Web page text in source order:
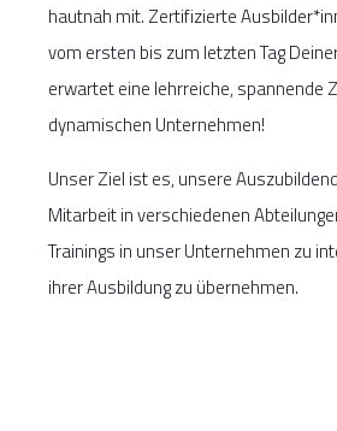
hautnah mit. Zertifizierte
vom ersten bis zum letzten Tag
erwartet eine lehrreiche, spannende
dynamischen Unternehmen!
Unser Ziel ist es, unsere
Mitarbeit in verschiedenen
Trainings in unser Unternehmen zu
ihrer Ausbildung zu übernehmen.